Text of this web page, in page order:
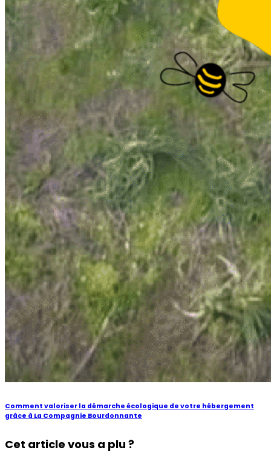
Comment valoriser la démarche écologique de votre hébergement
grâce à La Compagnie Bourdonnante
Cet article vous a plu ?